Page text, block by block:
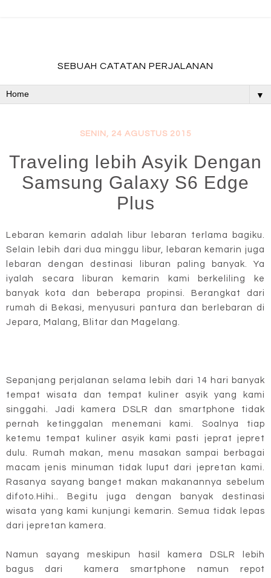
SEBUAH CATATAN PERJALANAN
▼
SENIN, 24 AGUSTUS 2015
Traveling lebih Asyik Dengan
Samsung Galaxy S6 Edge
Plus
Lebaran kemarin adalah libur lebaran terlama bagiku.
Selain lebih dari dua minggu libur, lebaran kemarin juga
lebaran dengan destinasi liburan paling banyak. Ya
iyalah secara liburan kemarin kami berkeliling ke
banyak kota dan beberapa propinsi. Berangkat dari
rumah di Bekasi, menyusuri pantura dan berlebaran di
Jepara, Malang, Blitar dan Magelang.
Sepanjang perjalanan selama lebih dari 14 hari banyak
tempat wisata dan tempat kuliner asyik yang kami
singgahi. Jadi kamera DSLR dan smartphone tidak
pernah ketinggalan menemani kami. Soalnya tiap
ketemu tempat kuliner asyik kami pasti jeprat jepret
dulu. Rumah makan, menu masakan sampai berbagai
macam jenis minuman tidak luput dari jepretan kami.
Rasanya sayang banget makan makanannya sebelum
difoto.Hihi.. Begitu juga dengan banyak destinasi
wisata yang kami kunjungi kemarin. Semua tidak lepas
dari jepretan kamera.
Namun sayang meskipun hasil kamera DSLR lebih
bagus dari kamera smartphone namun repot